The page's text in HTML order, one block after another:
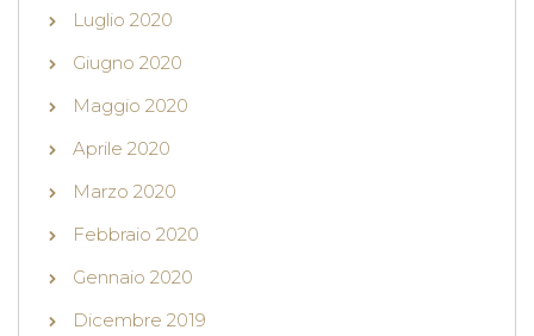
Luglio 2020
Giugno 2020
Maggio 2020
Aprile 2020
Marzo 2020
Febbraio 2020
Gennaio 2020
Dicembre 2019